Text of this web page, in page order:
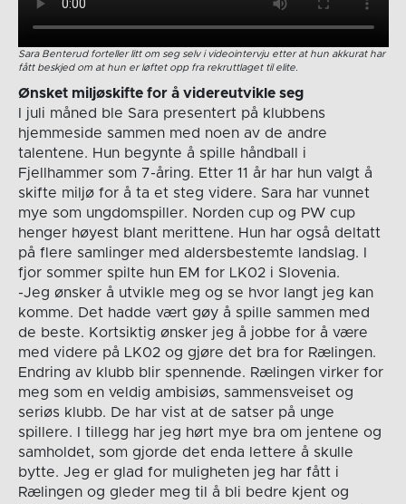
Sara Benterud forteller litt om seg selv i videointervju etter at hun akkurat har
fått beskjed om at hun er løftet opp fra rekruttlaget til elite.
Ønsket miljøskifte for å videreutvikle seg
I juli måned ble Sara presentert på klubbens
hjemmeside sammen med noen av de andre
talentene. Hun begynte å spille håndball i
Fjellhammer som 7-åring. Etter 11 år har hun valgt å
skifte miljø for å ta et steg videre. Sara har vunnet
mye som ungdomspiller. Norden cup og PW cup
henger høyest blant merittene. Hun har også deltatt
på flere samlinger med aldersbestemte landslag. I
fjor sommer spilte hun EM for LK02 i Slovenia.
-Jeg ønsker å utvikle meg og se hvor langt jeg kan
komme. Det hadde vært gøy å spille sammen med
de beste. Kortsiktig ønsker jeg å jobbe for å være
med videre på LK02 og gjøre det bra for Rælingen.
Endring av klubb blir spennende. Rælingen virker for
meg som en veldig ambisiøs, sammensveiset og
seriøs klubb. De har vist at de satser på unge
spillere. I tillegg har jeg hørt mye bra om jentene og
samholdet, som gjorde det enda lettere å skulle
bytte. Jeg er glad for muligheten jeg har fått i
Rælingen og gleder meg til å bli bedre kjent og